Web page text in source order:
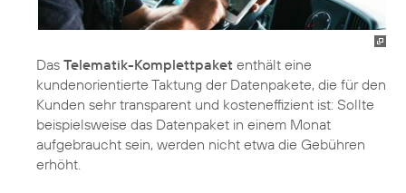
Das Telematik-Komplettpaket enthält eine
kundenorientierte Taktung der Datenpakete, die für den
Kunden sehr transparent und kosteneffizient ist: Sollte
beispielsweise das Datenpaket in einem Monat
aufgebraucht sein, werden nicht etwa die Gebühren
erhöht.